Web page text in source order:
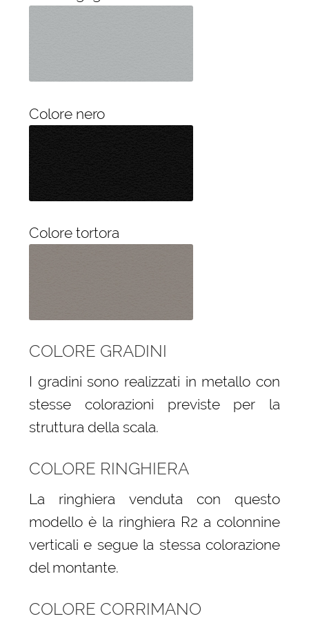
Colore nero
Colore tortora
COLORE GRADINI
I gradini sono realizzati in metallo con
stesse colorazioni previste per la
struttura della scala.
COLORE RINGHIERA
La ringhiera venduta con questo
modello è la ringhiera R2 a colonnine
verticali e segue la stessa colorazione
del montante.
COLORE CORRIMANO